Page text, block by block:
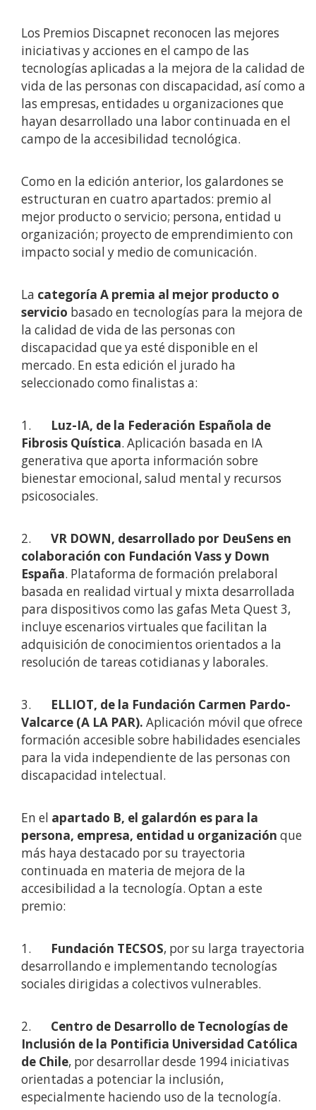
Los Premios Discapnet reconocen las mejores
iniciativas y acciones en el campo de las
tecnologías aplicadas a la mejora de la calidad de
vida de las personas con discapacidad, así como a
las empresas, entidades u organizaciones que
hayan desarrollado una labor continuada en el
campo de la accesibilidad tecnológica.
Como en la edición anterior, los galardones se
estructuran en cuatro apartados: premio al
mejor producto o servicio; persona, entidad u
organización; proyecto de emprendimiento con
impacto social y medio de comunicación.
La categoría A premia al mejor producto o
servicio basado en tecnologías para la mejora de
la calidad de vida de las personas con
discapacidad que ya esté disponible en el
mercado. En esta edición el jurado ha
seleccionado como finalistas a:
1. Luz-IA, de la Federación Española de
Fibrosis Quística. Aplicación basada en IA
generativa que aporta información sobre
bienestar emocional, salud mental y recursos
psicosociales.
2. VR DOWN, desarrollado por DeuSens en
colaboración con Fundación Vass y Down
España. Plataforma de formación prelaboral
basada en realidad virtual y mixta desarrollada
para dispositivos como las gafas Meta Quest 3,
incluye escenarios virtuales que facilitan la
adquisición de conocimientos orientados a la
resolución de tareas cotidianas y laborales.
3. ELLIOT, de la Fundación Carmen Pardo-
Valcarce (A LA PAR). Aplicación móvil que ofrece
formación accesible sobre habilidades esenciales
para la vida independiente de las personas con
discapacidad intelectual.
En el apartado B, el galardón es para la
persona, empresa, entidad u organización que
más haya destacado por su trayectoria
continuada en materia de mejora de la
accesibilidad a la tecnología. Optan a este
premio:
1. Fundación TECSOS, por su larga trayectoria
desarrollando e implementando tecnologías
sociales dirigidas a colectivos vulnerables.
2. Centro de Desarrollo de Tecnologías de
Inclusión de la Pontificia Universidad Católica
de Chile, por desarrollar desde 1994 iniciativas
orientadas a potenciar la inclusión,
especialmente haciendo uso de la tecnología.